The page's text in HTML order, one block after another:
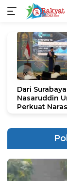
konten
«
Dari
Nasaruddin
Perkuat